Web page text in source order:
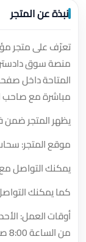
نبذة عن المتجر
تعرّف على متجر
منصة سوق
المتاحة داخل
مباشرة مع صاحب
يظهر المتجر ضمن
موقع المتجر:
يمكنك التواصل مع
كما يمكنك
أوقات العمل:
من الساعة 8:00 صباحًا حتى الساعة 5:00 مساءً.